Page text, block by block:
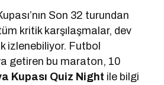
Son 32 turundan
kritik karşılaşmalar, dev
izlenebiliyor. Futbol
getiren bu maraton, 10
Kupası Quiz Night ile bilgi